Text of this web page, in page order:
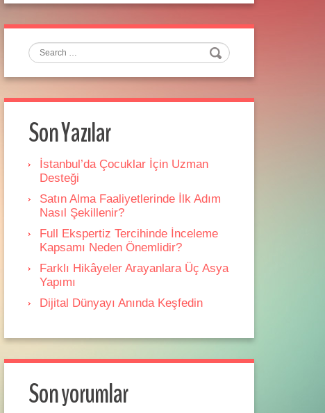
Search
Son Yazılar
İstanbul’da Çocuklar İçin Uzman
Desteği
Satın Alma Faaliyetlerinde İlk Adım
Nasıl Şekillenir?
Full Ekspertiz Tercihinde İnceleme
Kapsamı Neden Önemlidir?
Farklı Hikâyeler Arayanlara Üç Asya
Yapımı
Dijital Dünyayı Anında Keşfedin
Son yorumlar